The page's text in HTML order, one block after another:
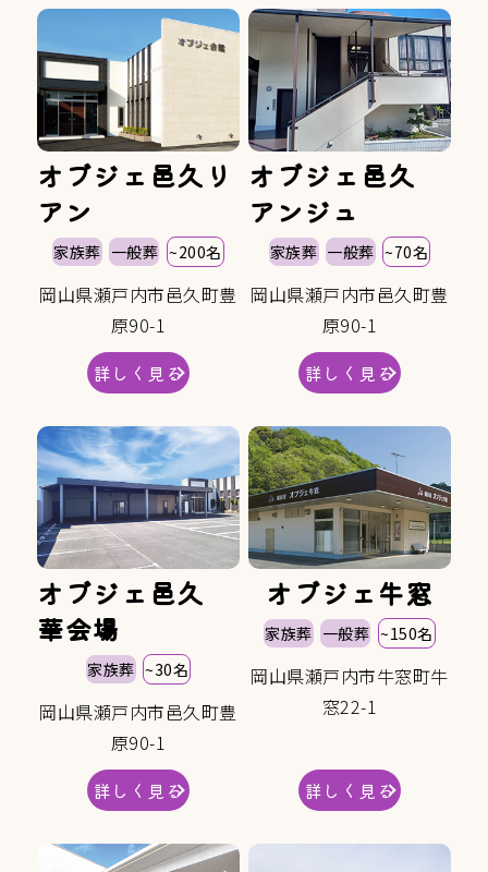
オブジェ邑久リ
アン
家族葬 一般葬 ~200名
岡山県瀬戸内市邑久町豊
原90-1
詳しく見る
オブジェ邑久
アンジュ
家族葬 一般葬 ~70名
岡山県瀬戸内市邑久町豊
原90-1
詳しく見る
オブジェ邑久
華会場
家族葬 ~30名
岡山県瀬戸内市邑久町豊
原90-1
詳しく見る
オブジェ牛窓
家族葬 一般葬 ~150名
岡山県瀬戸内市牛窓町牛
窓22-1
詳しく見る